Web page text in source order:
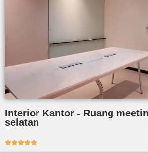
Interior Kantor - Ruang
selatan
